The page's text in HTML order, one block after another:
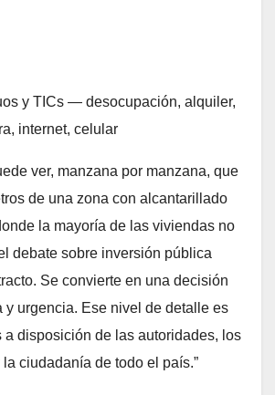
y TICs — desocupación, alquiler,
internet, celular
ver, manzana por manzana, que
de una zona con alcantarillado
la mayoría de las viviendas no
debate sobre inversión pública
Se convierte en una decisión
y urgencia. Ese nivel de detalle es
a disposición de las autoridades, los
ciudadanía de todo el país.”